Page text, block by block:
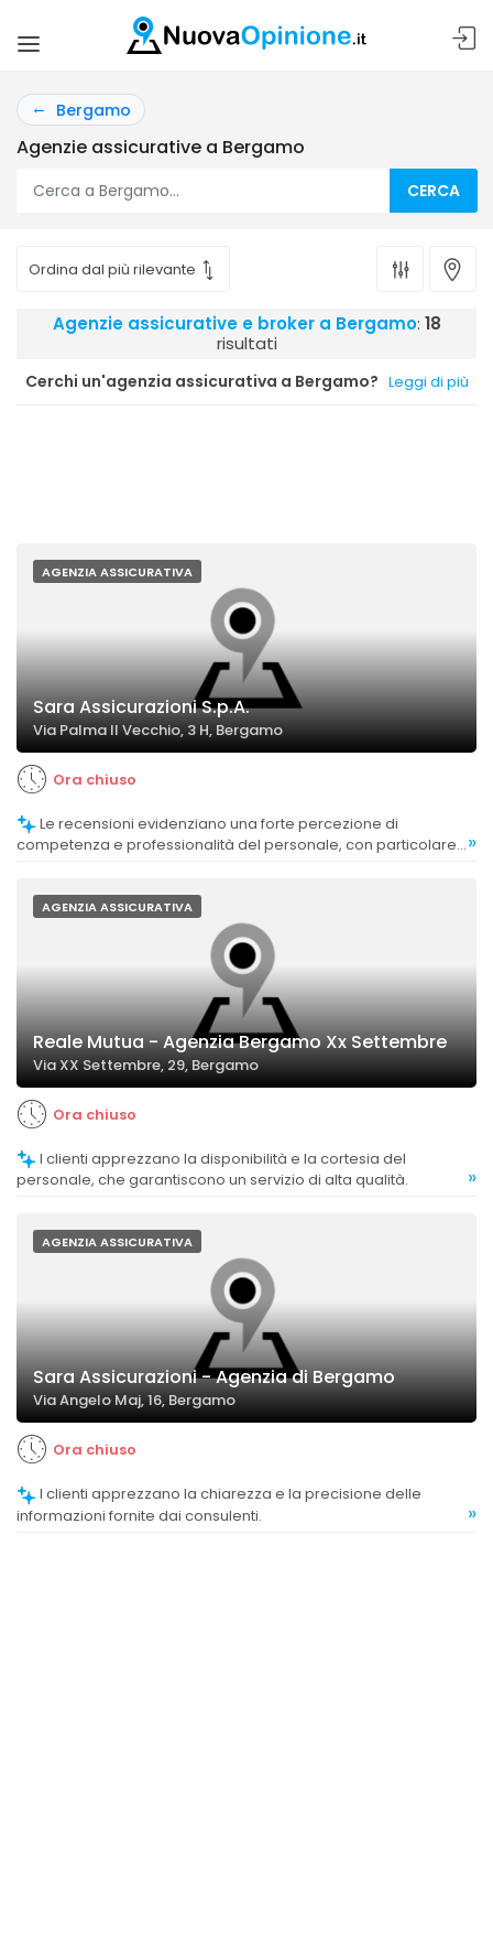
Bergamo
Agenzie assicurative a Bergamo
CERCA
Agenzie assicurative e broker a Bergamo: 18
risultati
Cerchi un'agenzia assicurativa a Bergamo? Leggi di più
AGENZIA ASSICURATIVA
Sara Assicurazioni S.p.A.
Via Palma Il Vecchio, 3 H, Bergamo
Ora chiuso
competenza e professionalità del personale, con particolare
»
AGENZIA ASSICURATIVA
Reale Mutua - Agenzia Bergamo Xx Settembre
Via XX Settembre, 29, Bergamo
Ora chiuso
personale, che garantiscono un servizio di alta qualità.
»
AGENZIA ASSICURATIVA
Sara Assicurazioni - Agenzia di Bergamo
Via Angelo Maj, 16, Bergamo
Ora chiuso
informazioni fornite dai consulenti.
»